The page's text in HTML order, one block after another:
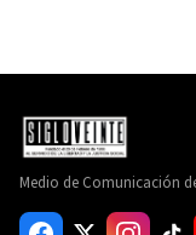
Medio de Comunicación